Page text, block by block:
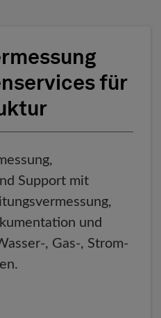
für
Support mit
und
, Gas-, Strom-